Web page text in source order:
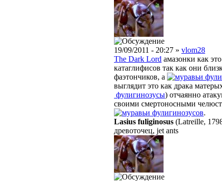
19/09/2011 - 20:27 » vlom28
The Dark Lord амазонки как
катаглифисов так как они
фаэтончиков, а
выглядит это как драка
фулигинозусы) отчаянно
своими смертоносными
фулигинозусов.
Lasius fuliginosus (Latreille,
древоточец, jet ants